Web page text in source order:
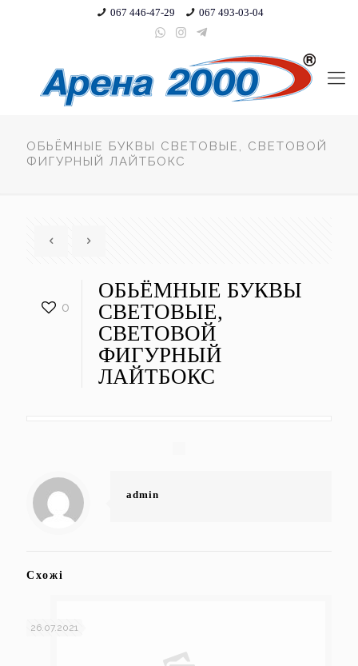
067 446-47-29 067 493-03-04
ОБЬЁМНЫЕ БУКВЫ СВЕТОВЫЕ, СВЕТОВОЙ
ФИГУРНЫЙ ЛАЙТБОКС
0
ОБЬЁМНЫЕ БУКВЫ
СВЕТОВЫЕ,
СВЕТОВОЙ
ФИГУРНЫЙ
ЛАЙТБОКС
admin
Схожі
26.07.2021